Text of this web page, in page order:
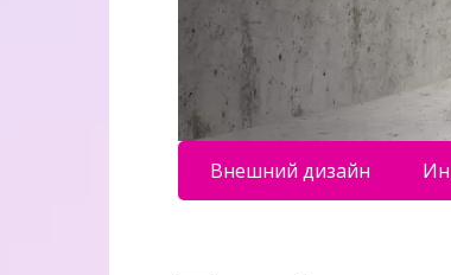
Внешний дизайн